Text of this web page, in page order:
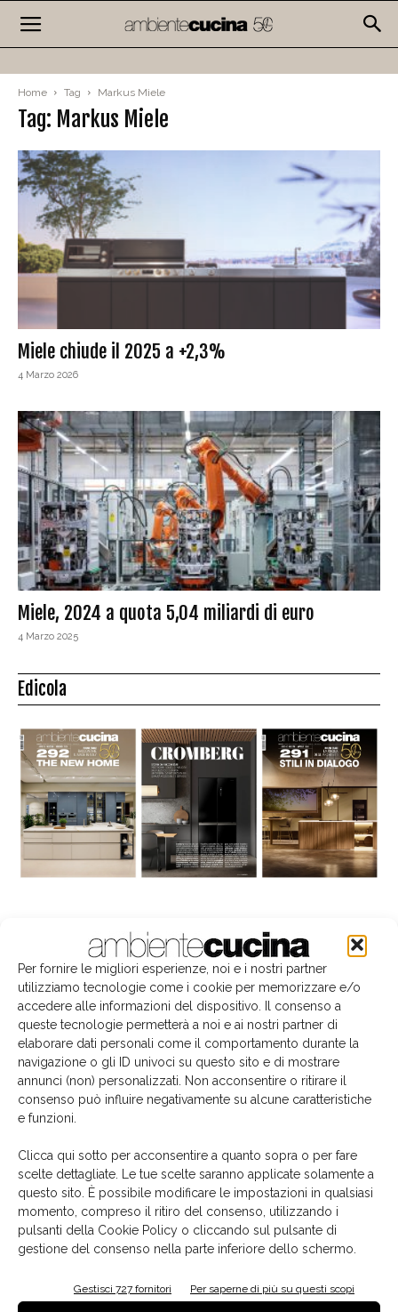
Per fornire le migliori esperienze, noi e i nostri partner
utilizziamo tecnologie come i cookie per memorizzare e/o
accedere alle informazioni del dispositivo. Il consenso a
queste tecnologie permetterà a noi e ai nostri partner di
elaborare dati personali come il comportamento durante la
navigazione o gli ID univoci su questo sito e di mostrare
annunci (non) personalizzati. Non acconsentire o ritirare il
consenso può influire negativamente su alcune caratteristiche
e funzioni.
Clicca qui sotto per acconsentire a quanto sopra o per fare
scelte dettagliate. Le tue scelte saranno applicate solamente a
questo sito. È possibile modificare le impostazioni in qualsiasi
momento, compreso il ritiro del consenso, utilizzando i
pulsanti della Cookie Policy o cliccando sul pulsante di
gestione del consenso nella parte inferiore dello schermo.
Gestisci 727 fornitori Per saperne di più su questi scopi
Home Tag Markus Miele
Tag: Markus Miele
Miele chiude il 2025 a +2,3%
4 Marzo 2026
Miele, 2024 a quota 5,04 miliardi di euro
4 Marzo 2025
Edicola
La biblioteca dei brand